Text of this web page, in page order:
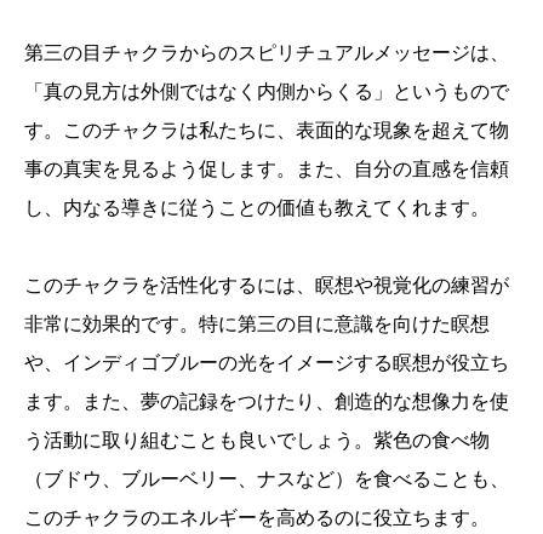
第三の目チャクラからのスピリチュアルメッセージは、
「真の見方は外側ではなく内側からくる」というもので
す。このチャクラは私たちに、表面的な現象を超えて物
事の真実を見るよう促します。また、自分の直感を信頼
し、内なる導きに従うことの価値も教えてくれます。
このチャクラを活性化するには、瞑想や視覚化の練習が
非常に効果的です。特に第三の目に意識を向けた瞑想
や、インディゴブルーの光をイメージする瞑想が役立ち
ます。また、夢の記録をつけたり、創造的な想像力を使
う活動に取り組むことも良いでしょう。紫色の食べ物
（ブドウ、ブルーベリー、ナスなど）を食べることも、
このチャクラのエネルギーを高めるのに役立ちます。